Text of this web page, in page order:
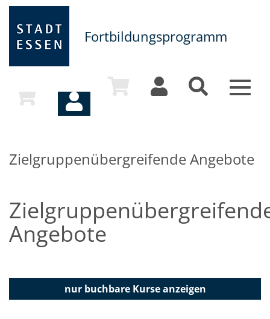
Fortbildungsprogramm
Toggle
Zielgruppenübergreifende Angebote
Angebote
nur buchbareKurse anzeigen